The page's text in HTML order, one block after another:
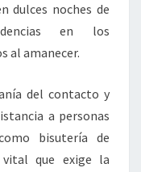
dulces noches de
en los
al amanecer.
del contacto y
a personas
bisutería de
que exige la